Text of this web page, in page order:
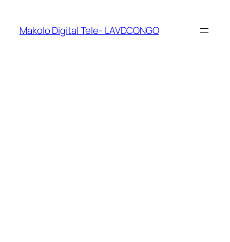
Makolo Digital Tele- LAVDCONGO